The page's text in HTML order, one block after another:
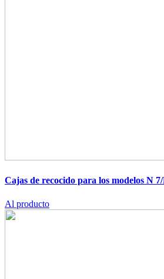
Cajas de recocido para los modelos N
Al producto